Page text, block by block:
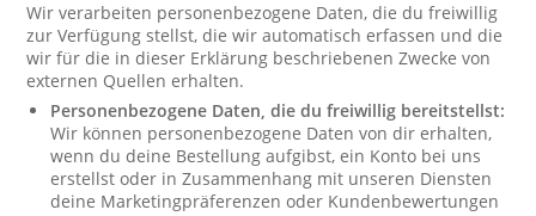
Wir verarbeiten personenbezogene Daten, die du freiwillig
zur Verfügung stellst, die wir automatisch erfassen und die
wir für die in dieser Erklärung beschriebenen Zwecke von
externen Quellen erhalten.
Personenbezogene Daten, die du freiwillig bereitstellst:
Wir können personenbezogene Daten von dir erhalten,
wenn du deine Bestellung aufgibst, ein Konto bei uns
erstellst oder in Zusammenhang mit unseren Diensten
deine Marketingpräferenzen oder Kundenbewertungen